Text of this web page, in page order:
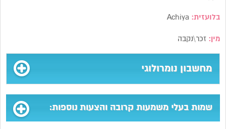
בלועזית:
מין: זכר\נקבה
מחשבון נומרולוגי
שמות בעלי משמעות קרובה והצעות נוספות: